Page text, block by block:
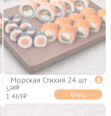
Морская Стихия 24 шт 
1 720₽
1 469₽ Беру